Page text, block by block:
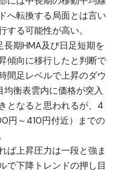
へ転換する局面とは言い
る可能性が高い。
期HMA及び日足短期を
傾向に移行したと判断で
間足レベルで上昇のダウ
衡表雲内に価格が突入
となると思われるが、4
円～410円付近）までの
ば上昇圧力は一段と強ま
で下降トレンドの押し目